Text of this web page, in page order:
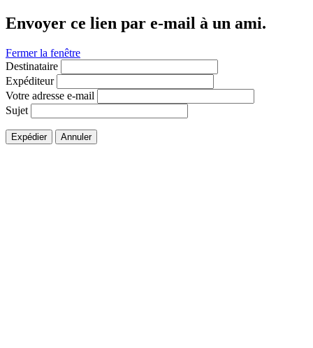
Envoyer ce lien par e-mail à un ami.
Fermer la fenêtre
Destinataire
Expéditeur
Votre adresse e-mail
Sujet
Expédier Annuler